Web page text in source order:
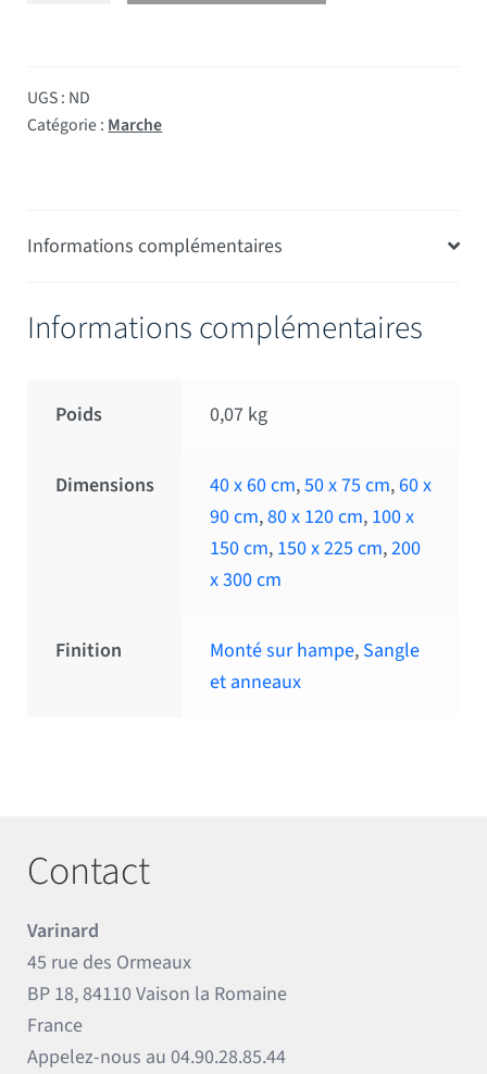
UGS : ND
Catégorie : Marche
Informations complémentaires
Informations complémentaires
Poids 0,07 kg
Dimensions 40 x 60 cm,50 x 75 cm,60 x
90 cm,80 x 120 cm, 100 x
150 cm, 150 x 225 cm,200
x 300 cm
Finition Monté sur hampe, Sangle
et anneaux
Contact
Varinard
45 rue des Ormeaux
BP 18, 84110 Vaison la Romaine
France
Appelez-nous au04.90.28.85.44